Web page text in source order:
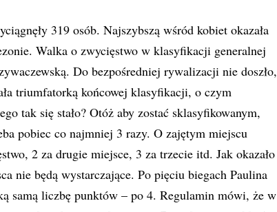
319 osób. Najszybszą wśród kobiet okazała
Walka o zwycięstwo w klasyfikacji generalnej
Do bezpośredniej rywalizacji nie doszło,
triumfatorką końcowej klasyfikacji, o czym
tak się stało? Otóż aby zostać sklasyfikowanym,
pobiec co najmniej 3 razy. O zajętym miejscu
2 za drugie miejsce, 3 za trzecie itd. Jak okazało
nie będą wystarczające. Po pięciu biegach Paulina
samą liczbę punktów – po 4. Regulamin mówi, że w